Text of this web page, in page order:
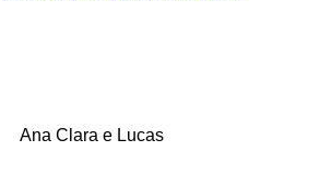
Ana Clara e Lucas